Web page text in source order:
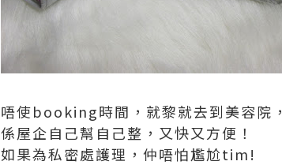
唔使booking時間，就黎就去到美容院，
係屋企自己幫自己整，又快又方便！
如果為私密處護理，仲唔怕尷尬tim!